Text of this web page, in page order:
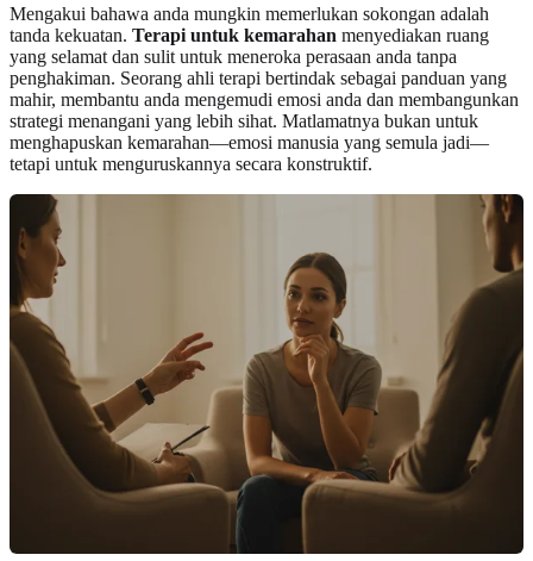
Mengakui bahawa anda mungkin memerlukan sokongan adalah
tanda kekuatan. Terapi untuk kemarahan menyediakan ruang
yang selamat dan sulit untuk meneroka perasaan anda tanpa
penghakiman. Seorang ahli terapi bertindak sebagai panduan yang
mahir, membantu anda mengemudi emosi anda dan membangunkan
strategi menangani yang lebih sihat. Matlamatnya bukan untuk
menghapuskan kemarahan—emosi manusia yang semula jadi—
tetapi untuk menguruskannya secara konstruktif.